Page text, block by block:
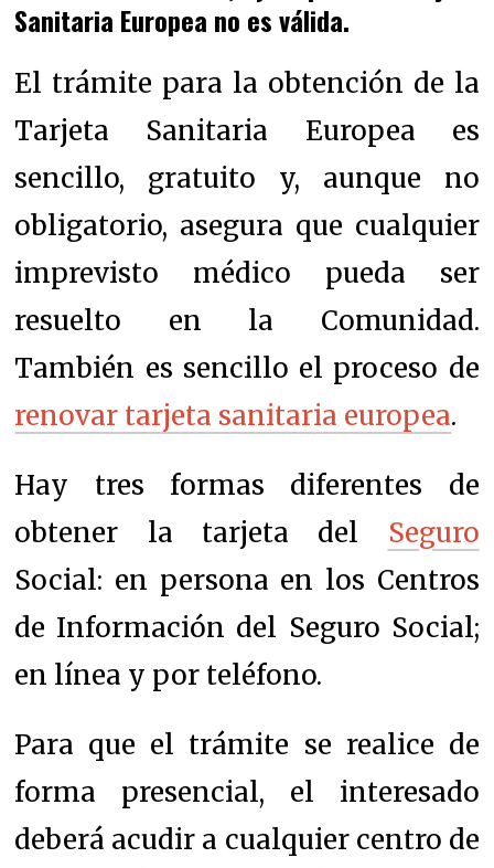
Sanitaria Europea no es válida.
El trámite para la obtención de la
Tarjeta Sanitaria Europea es
sencillo, gratuito y, aunque no
obligatorio, asegura que cualquier
imprevisto médico pueda ser
resuelto en la Comunidad.
También es sencillo el proceso de
renovar tarjeta sanitaria europea.
Hay tres formas diferentes de
obtener la tarjeta del Seguro
Social: en persona en los Centros
de Información del Seguro Social;
en línea y por teléfono.
Para que el trámite se realice de
forma presencial, el interesado
deberá acudir a cualquier centro de